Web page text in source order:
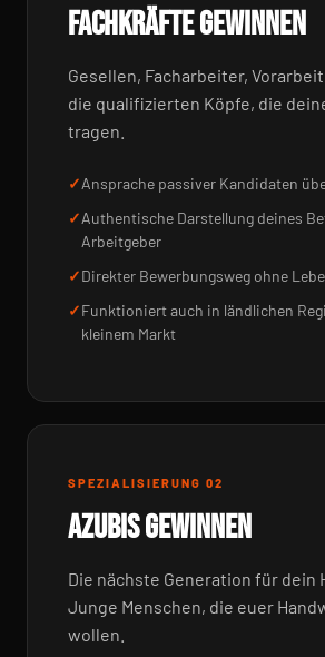
FACHKRÄFTE GEWINNEN
Gesellen, Facharbeiter,
die qualifizierten Köpfe, die
tragen.
Ansprache passiver Kandidaten
Authentische Darstellung deines
Arbeitgeber
Direkter Bewerbungsweg ohne
Funktioniert auch in ländlichen
kleinem Markt
SPEZIALISIERUNG 02
AZUBIS GEWINNEN
Die nächste Generation für dein
Junge Menschen, die euer
wollen.